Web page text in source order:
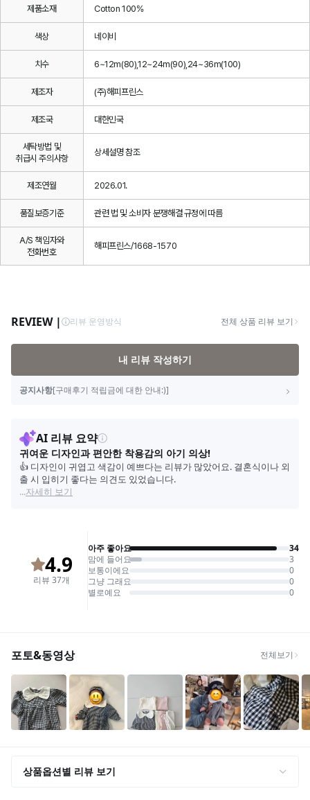
제품소재 Cotton 100%
색상 네이비
치수 6~12m(80),12~24m(90),24~36m(100)
제조자 (주)해피프린스
제조국 대한민국
세탁방법 및
취급시 주의사항
상세설명 참조
제조연월 2026.01.
품질보증기준 관련 법 및 소비자 분쟁해결 규정에 따름
A/S 책임자와
전화번호
해피프린스/1668-1570